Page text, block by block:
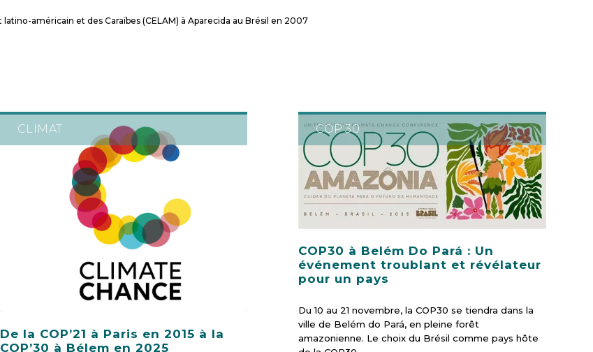
américain et des Caraïbes (CELAM) à Aparecida au Brésil en 2007
CLIMAT
De la COP’21 à Paris en 2015 à la
COP’30 à Bélem en 2025
COP'30
COP30 à Belém Do Pará : Un
événement troublant et révélateur
pour un pays
Du 10 au 21 novembre, la COP30 se tiendra dans la
ville de Belém do Pará, en pleine forêt
amazonienne. Le choix du Brésil comme pays hôte